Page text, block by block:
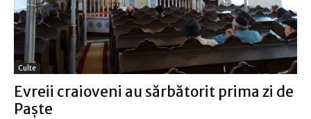
Culte
Evreii craioveni au sărbătorit prima zi de
Paşte